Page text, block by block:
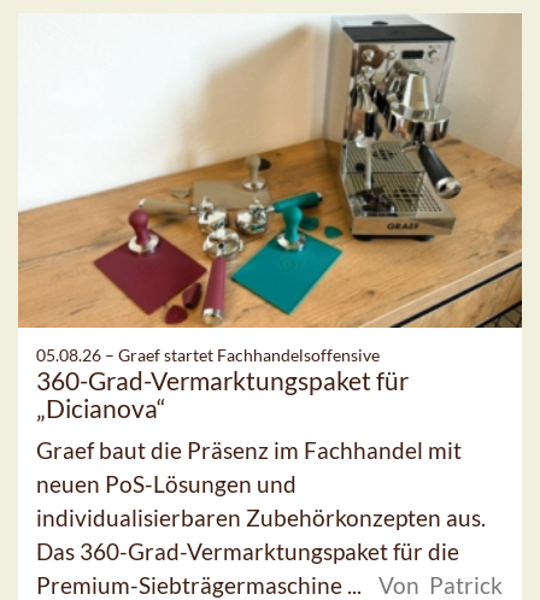
05.08.26 – Graef startet Fachhandelsoffensive
360-Grad-Vermarktungspaket für
„Dicianova“
Graef baut die Präsenz im Fachhandel mit
neuen PoS-Lösungen und
individualisierbaren Zubehörkonzepten aus.
Das 360-Grad-Vermarktungspaket für die
Premium-Siebträgermaschine ...
Von Patrick